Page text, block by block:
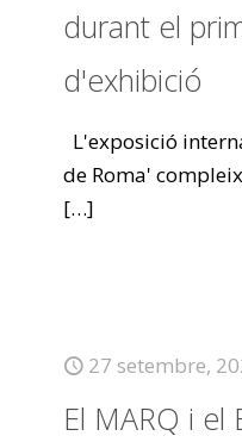
durant el
d'exhibició
L'exposició
de Roma'
[…]
27 setembre,
El MARQ i el